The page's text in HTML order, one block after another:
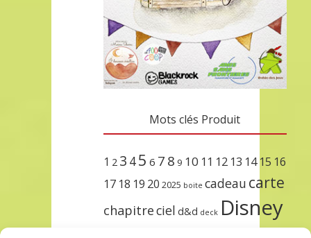
Mots clés Produit
1 2 3 45 6 7 8 9 10 11 12 13 14 15 16
17 18 19 20 2025 boite cadeau carte
chapitreciel d&d deck Disney